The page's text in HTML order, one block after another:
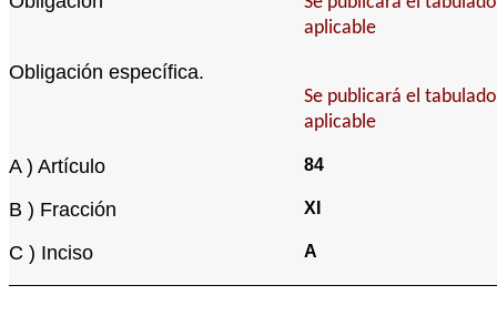
aplicable
Obligación específica.
Se publicará el
aplicable
A ) Artículo 84
B ) Fracción XI
C ) Inciso A